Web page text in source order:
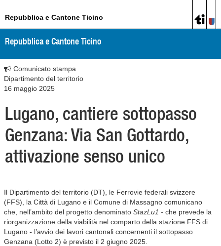
Repubblica e Cantone Ticino
Repubblica e Cantone Ticino
Comunicato stampa
Dipartimento del territorio
16 maggio 2025
Lugano, cantiere sottopasso
Genzana: Via San Gottardo,
attivazione senso unico
Il Dipartimento del territorio (DT), le Ferrovie federali svizzere
(FFS), la Città di Lugano e il Comune di Massagno comunicano
che, nell’ambito del progetto denominato StazLu1 - che prevede la
riorganizzazione della viabilità nel comparto della stazione FFS di
Lugano - l’avvio dei lavori cantonali concernenti il sottopasso
Genzana (Lotto 2) è previsto il 2 giugno 2025.